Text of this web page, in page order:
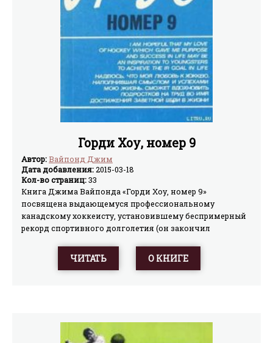
Горди Хоу, номер 9
Автор:Вайпонд Джим
Дата добавления:2015-03-18
Кол-во страниц:33
Книга Джима Вайпонда «Горди Хоу, номер 9»
посвящена выдающемуся профессиональному
канадскому хоккеисту, установившему беспримерный
рекорд спортивного долголетия (он закончил
исполнилось 52 года!), и представляет большой интерес
для любителей хоккея и широкого круга
ЧИТАТЬ О КНИГЕ